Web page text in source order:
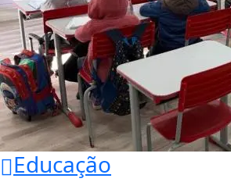
Educação